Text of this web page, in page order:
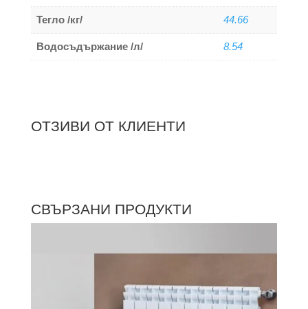
Тегло /кг/ 44.66
Водосъдържание /л/ 8.54
ОТЗИВИ ОТ КЛИЕНТИ
СВЪРЗАНИ ПРОДУКТИ